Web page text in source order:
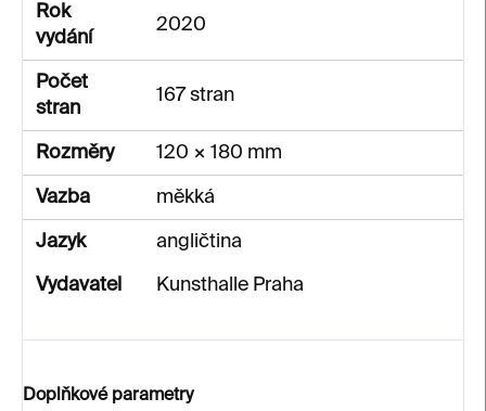
Rok
vydání
2020
Počet
stran
167 stran
Rozměry 120 × 180 mm
Vazba měkká
Jazyk angličtina
Vydavatel Kunsthalle Praha
Doplňkové parametry